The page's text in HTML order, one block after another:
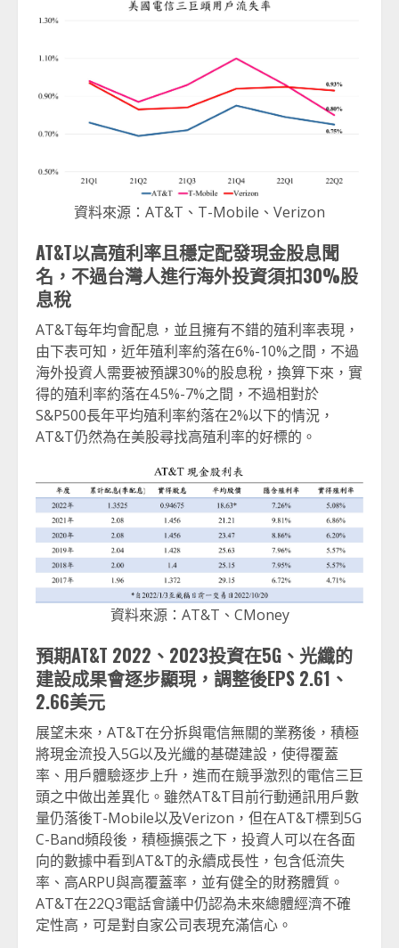
資料來源：AT&T、T-Mobile、Verizon
AT&T以高殖利率且穩定配發現金股息聞
名，不過台灣人進行海外投資須扣30%股
息稅
AT&T每年均會配息，並且擁有不錯的殖利率表現，
由下表可知，近年殖利率約落在6%-10%之間，不過
海外投資人需要被預課30%的股息稅，換算下來，實
得的殖利率約落在4.5%-7%之間，不過相對於
S&P500長年平均殖利率約落在2%以下的情況，
AT&T仍然為在美股尋找高殖利率的好標的。
資料來源：AT&T、CMoney
預期AT&T 2022、2023投資在5G、光纖的
建設成果會逐步顯現，調整後EPS 2.61、
2.66美元
展望未來，AT&T在分拆與電信無關的業務後，積極
將現金流投入5G以及光纖的基礎建設，使得覆蓋
率、用戶體驗逐步上升，進而在競爭激烈的電信三巨
頭之中做出差異化。雖然AT&T目前行動通訊用戶數
量仍落後T-Mobile以及Verizon，但在AT&T標到5G
C-Band頻段後，積極擴張之下，投資人可以在各面
向的數據中看到AT&T的永續成長性，包含低流失
率、高ARPU與高覆蓋率，並有健全的財務體質。
AT&T在22Q3電話會議中仍認為未來總體經濟不確
定性高，可是對自家公司表現充滿信心。